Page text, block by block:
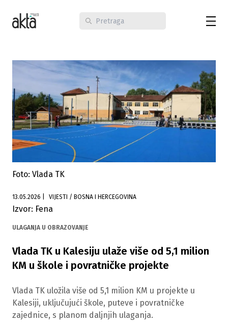
Foto: Vlada TK
13.05.2026 VIJESTI / BOSNA I HERCEGOVINA
Izvor: Fena
ULAGANJA U OBRAZOVANJE
Vlada TK u Kalesiju ulaže više od 5,1 milion
KM u škole i povratničke projekte
Vlada TK uložila više od 5,1 milion KM u projekte u
Kalesiji, uključujući škole, puteve i povratničke
zajednice, s planom daljnjih ulaganja.